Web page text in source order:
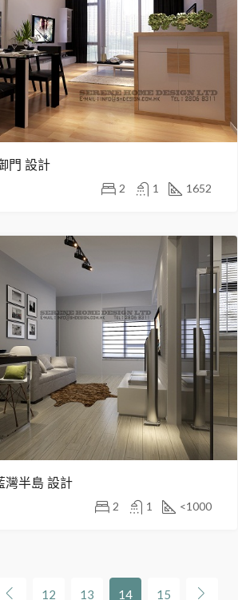
門 設計
2 1 1652
灣半島 設計
2 1 <1000
12 13 14 15